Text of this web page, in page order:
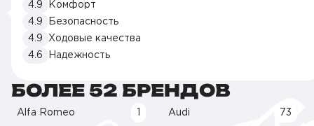
4.9
Комфорт
4.9
Безопасность
4.9
Ходовые качества
4.6
Надежность
БОЛЕЕ 52 БРЕНДОВ
Alfa Romeo Audi 73